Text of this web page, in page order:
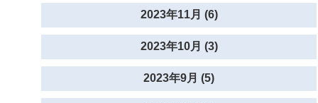
2023年11月 (6)
2023年10月 (3)
2023年9月 (5)